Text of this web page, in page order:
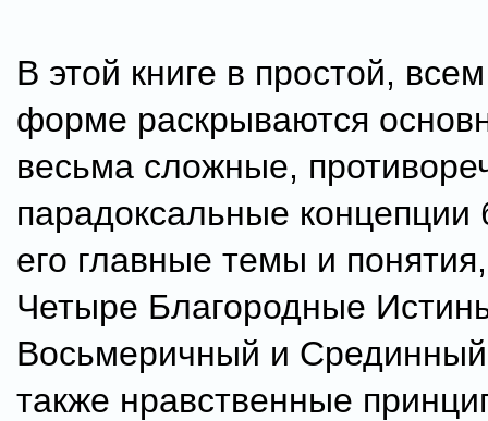
В этой книге в простой,
форме раскрываются
весьма сложные,
парадоксальные концепции
его главные темы и
Четыре Благородные
Восьмеричный и
также нравственные